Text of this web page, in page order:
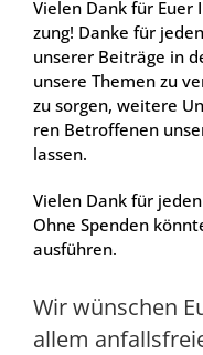
Vie­len Dank für
zung! Dan­ke für
unse­rer Bei­trä­ge in
unse­re The­men zu
zu sor­gen, wei­te­re
ren Betrof­fe­nen
las­sen.
Vie­len Dank für
Ohne Spen­den
aus­füh­ren.
Wir wün­schen
allem